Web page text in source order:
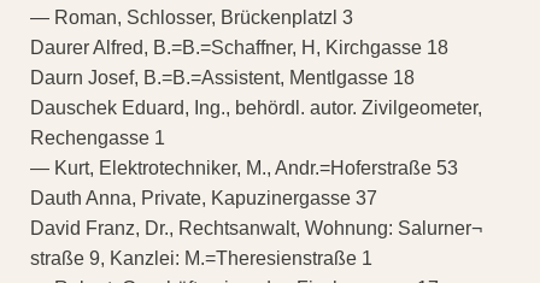
— Roman, Schlosser, Brückenplatzl 3
Daurer Alfred, B.=B.=Schaffner, H, Kirchgasse 18
Daurn Josef, B.=B.=Assistent, Mentlgasse 18
Dauschek Eduard, Ing., behördl. autor. Zivilgeometer,
Rechengasse 1
— Kurt, Elektrotechniker, M., Andr.=Hoferstraße 53
Dauth Anna, Private, Kapuzinergasse 37
David Franz, Dr., Rechtsanwalt, Wohnung: Salurner¬
straße 9, Kanzlei: M.=Theresienstraße 1